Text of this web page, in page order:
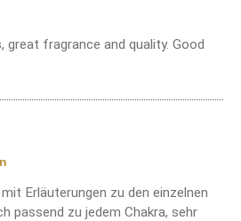
great fragrance and quality. Good
Erläuterungen zu den einzelnen
passend zu jedem Chakra, sehr